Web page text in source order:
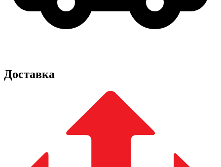
Доставка